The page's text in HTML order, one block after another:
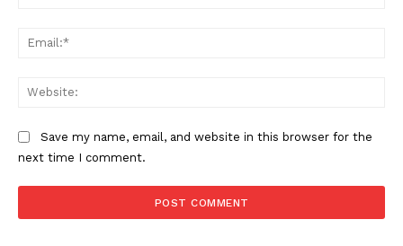
Save my name, email, and website in this browser for the
next time I comment.